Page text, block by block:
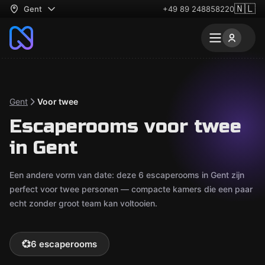
Gent +49 89 248858220🇳🇱
Gent Voor twee
Escaperooms voor twee
in Gent
Een andere vorm van date: deze 6 escaperooms in Gent zijn
perfect voor twee personen — compacte kamers die een paar
echt zonder groot team kan voltooien.
💞6 escaperooms